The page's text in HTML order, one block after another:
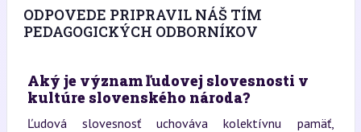
ODPOVEDE PRIPRAVIL NÁŠ TÍM
PEDAGOGICKÝCH ODBORNÍKOV
Aký je význam ľudovej slovesnosti v
kultúre slovenského národa?
Ľudová slovesnosť uchováva kolektívnu pamäť,